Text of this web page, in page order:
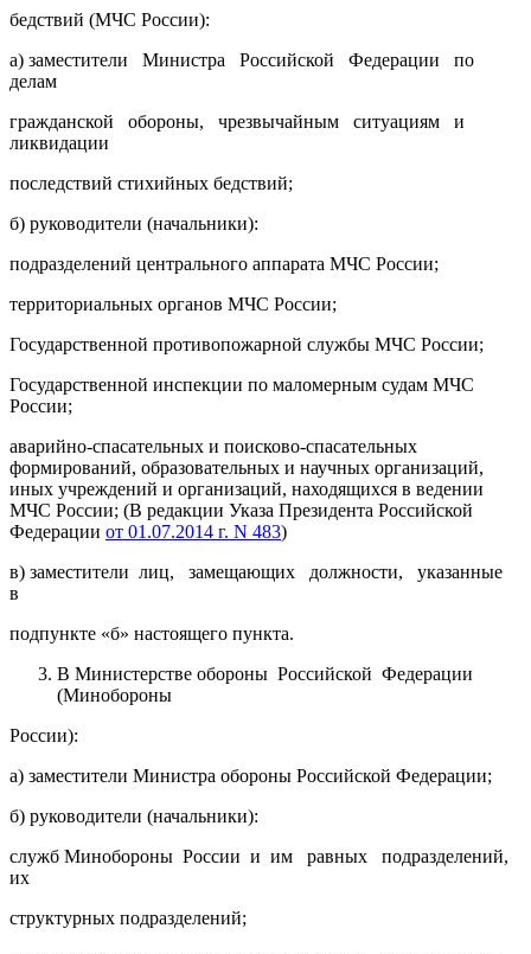
бедствий (МЧС России):
а) заместители Министра Российской Федерации по
делам
гражданской обороны, чрезвычайным ситуациям и
ликвидации
последствий стихийных бедствий;
б) руководители (начальники):
подразделений центрального аппарата МЧС России;
территориальных органов МЧС России;
Государственной противопожарной службы МЧС России;
Государственной инспекции по маломерным судам МЧС
России;
аварийно-спасательных и поисково-спасательных
формирований, образовательных и научных организаций,
иных учреждений и организаций, находящихся в ведении
МЧС России; (В редакции Указа Президента Российской
Федерации от 01.07.2014 г. N 483)
в) заместители лиц, замещающих должности, указанные
в
подпункте «б» настоящего пункта.
В Министерстве обороны Российской Федерации
(Минобороны
России):
а) заместители Министра обороны Российской Федерации;
б) руководители (начальники):
служб Минобороны России и им равных подразделений,
их
структурных подразделений;